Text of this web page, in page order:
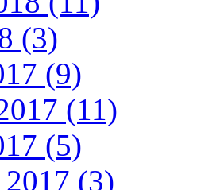
(3)
(9)
(11)
(5)
(3)